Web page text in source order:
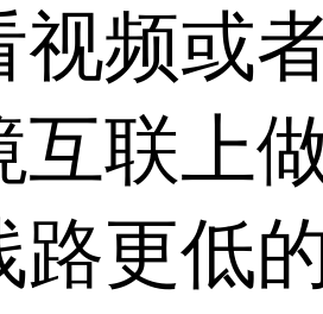
视频或
互联上
路更低